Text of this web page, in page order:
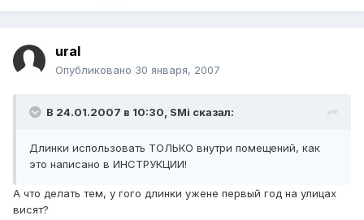
ural
Опубликовано 30 января, 2007
В 24.01.2007 в 10:30, SMi сказал:
Длинки использовать ТОЛЬКО внутри помещений, как
это написано в ИНСТРУКЦИИ!
А что делать тем, у гого длинки ужене первый год на улицах
висят?